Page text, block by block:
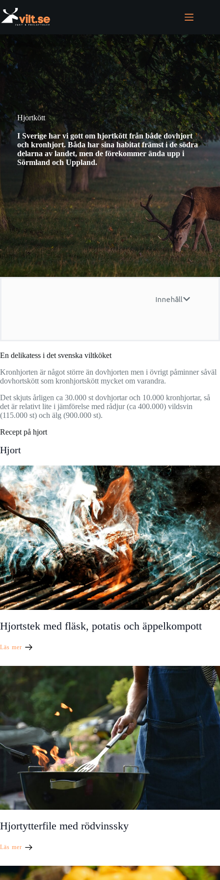
to
content
Hjortkött
I Sverige har vi gott om hjortkött från både dovhjort
och kronhjort. Båda har sina habitat främst i de södra
delarna av landet, men de förekommer ända upp i
Sörmland och Uppland.
Innehåll
En delikatess i det svenska viltköket
Kronhjorten är något större än dovhjorten men i övrigt påminner såväl
dovhortskött som kronhjortskött mycket om varandra.
Det skjuts årligen ca 30.000 st dovhjortar och 10.000 kronhjortar, så
det är relativt lite i jämförelse med rådjur (ca 400.000) vildsvin
(115.000 st) och älg (900.000 st).
Recept på hjort
Hjort
Hjortstek med fläsk, potatis och äppelkompott
Läs mer
Hjortytterfile med rödvinssky
Läs mer